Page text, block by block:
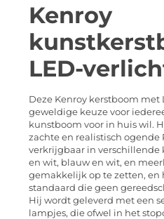
Kenroy
LED-
Deze Kenroy kerstboom met
geweldige keuze voor
kunstboom voor in huis wil.
zachte en realistisch ogende
verkrijgbaar in verschillende
en wit, blauw en wit, en
gemakkelijk op te zetten, en
standaard die geen
Hij wordt geleverd met een
lampjes, die ofwel in het